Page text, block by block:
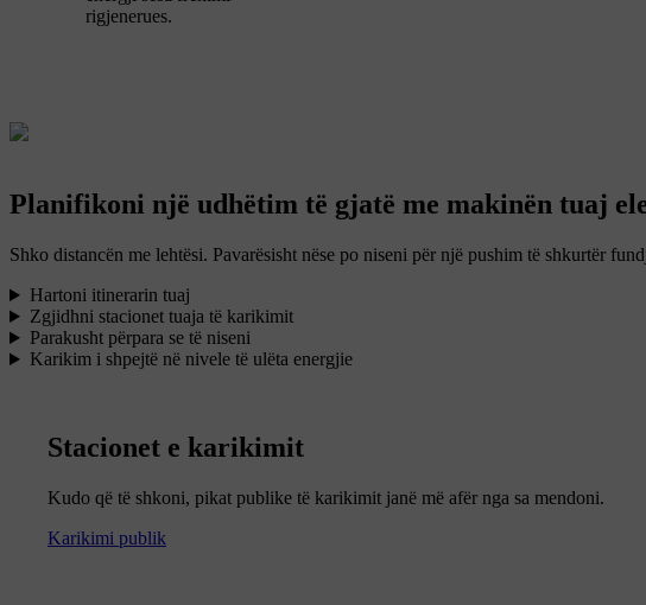
rigjenerues.
Planifikoni një udhëtim të gjatë me makinën tuaj
Shko distancën me lehtësi. Pavarësisht nëse po niseni për një pushim të shkurtër
Hartoni itinerarin tuaj
Zgjidhni stacionet tuaja të karikimit
Parakusht përpara se të niseni
Karikim i shpejtë në nivele të ulëta energjie
Stacionet e karikimit
Kudo që të shkoni, pikat publike të karikimit janë më afër nga sa mendoni.
Karikimi publik